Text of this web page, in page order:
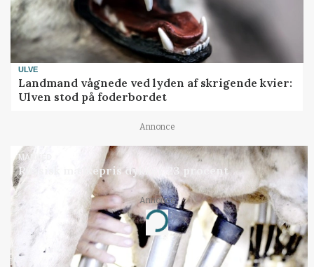
ULVE
Landmand vågnede ved lyden af skrigende kvier:
Ulven stod på foderbordet
Annonce
MARKED
Russisk mælkepris dykker 23 procent
Annonce
Loading...